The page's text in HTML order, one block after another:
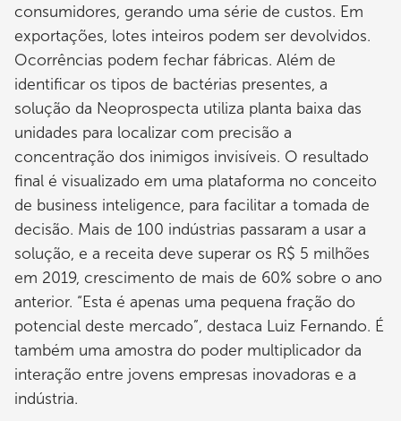
consumidores, gerando uma série de custos. Em
exportações, lotes inteiros podem ser devolvidos.
Ocorrências podem fechar fábricas. Além de
identificar os tipos de bactérias presentes, a
solução da Neoprospecta utiliza planta baixa das
unidades para localizar com precisão a
concentração dos inimigos invisíveis. O resultado
final é visualizado em uma plataforma no conceito
de business inteligence, para facilitar a tomada de
decisão. Mais de 100 indústrias passaram a usar a
solução, e a receita deve superar os R$ 5 milhões
em 2019, crescimento de mais de 60% sobre o ano
anterior. “Esta é apenas uma pequena fração do
potencial deste mercado”, destaca Luiz Fernando. É
também uma amostra do poder multiplicador da
interação entre jovens empresas inovadoras e a
indústria.